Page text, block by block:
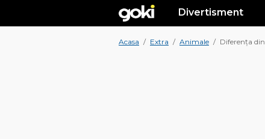
Divertisment
Acasa / Extra / Animale / Diferența